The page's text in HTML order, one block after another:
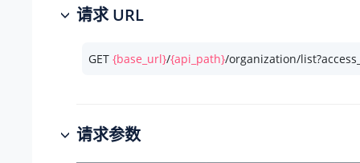
请求 URL
GET {base_url}/{api_path}/organization/
请求参数